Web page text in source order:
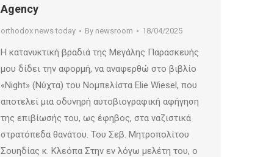
Agency
orthodox news today By newsroom 18/04/2025
Η κατανυκτική βραδιά της Μεγάλης Παρασκευής
μου δίδει την αφορμή, να αναφερθώ στο βιβλίο
«Night» (Νύχτα) του Νομπελίστα Elie Wiesel, που
αποτελεί μια οδυνηρή αυτοβιογραφική αφήγηση
της επιβίωσής του, ως έφηβος, στα ναζιστικά
στρατόπεδα θανάτου. Του Σεβ. Μητροπολίτου
Σουηδίας κ. Κλεόπα Στην εν λόγω μελέτη του, ο